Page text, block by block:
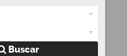
Buscar